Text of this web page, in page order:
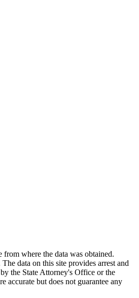
where the data was obtained.
data on this site provides arrest and
the State Attorney's Office or the
accurate but does not guarantee any